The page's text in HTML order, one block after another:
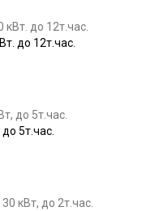
до 12т.час.
5т.час.